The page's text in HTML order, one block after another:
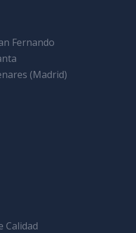
Fernando
(Madrid)
Calidad